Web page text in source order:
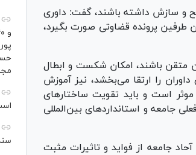
و سازش داشته باشند، گفت: داوری
طرفین پرونده قضاوتی صورت بگیرد،
متقن باشند، امکان شکست و ابطال
را ارتقا می‌بخشد، نیز آموزش
است و باید تقویت ساختار‌های
جامعه و استاندارد‌های بین‌المللی
جامعه از فواید و تاثیرات مثبت